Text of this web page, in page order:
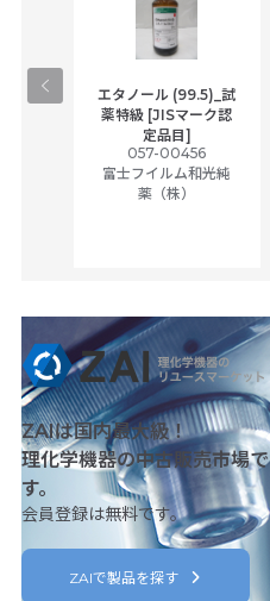
エタノール (99.5)_試
薬特級 [JISマーク認
定品目]
057-00456
富士フイルム和光純
薬（株）
ZAIは国内最大級！
理化学機器の中古販売市場で
す。
会員登録は無料です。
ZAIで製品を探す